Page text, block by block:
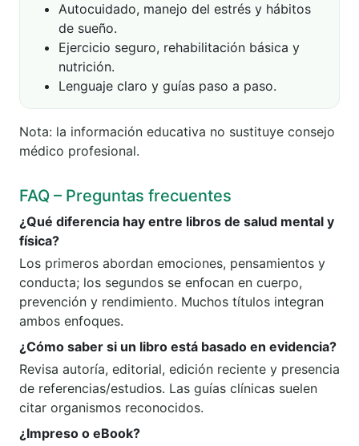
Autocuidado, manejo del estrés y hábitos
de sueño.
Ejercicio seguro, rehabilitación básica y
nutrición.
Lenguaje claro y guías paso a paso.
Nota: la información educativa no sustituye consejo
médico profesional.
FAQ – Preguntas frecuentes
¿Qué diferencia hay entre libros de salud mental y
física?
Los primeros abordan emociones, pensamientos y
conducta; los segundos se enfocan en cuerpo,
prevención y rendimiento. Muchos títulos integran
ambos enfoques.
¿Cómo saber si un libro está basado en evidencia?
Revisa autoría, editorial, edición reciente y presencia
de referencias/estudios. Las guías clínicas suelen
citar organismos reconocidos.
¿Impreso o eBook?